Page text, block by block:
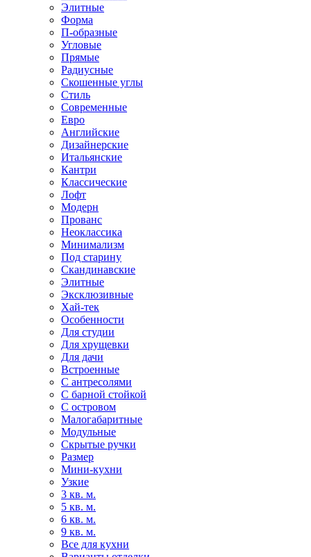
Элитные
Форма
П-образные
Угловые
Прямые
Радиусные
Скошенные углы
Стиль
Современные
Евро
Английские
Дизайнерские
Итальянские
Кантри
Классические
Лофт
Модерн
Прованс
Неоклассика
Минимализм
Под старину
Скандинавские
Элитные
Эксклюзивные
Хай-тек
Особенности
Для студии
Для хрущевки
Для дачи
Встроенные
С антресолями
С барной стойкой
С островом
Малогабаритные
Модульные
Скрытые ручки
Размер
Мини-кухни
Узкие
3 кв. м.
5 кв. м.
6 кв. м.
9 кв. м.
Все для кухни